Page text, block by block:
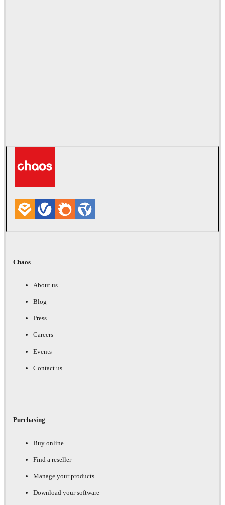
Chaos
About us
Blog
Press
Careers
Events
Contact us
Purchasing
Buy online
Find a reseller
Manage your products
Download your software